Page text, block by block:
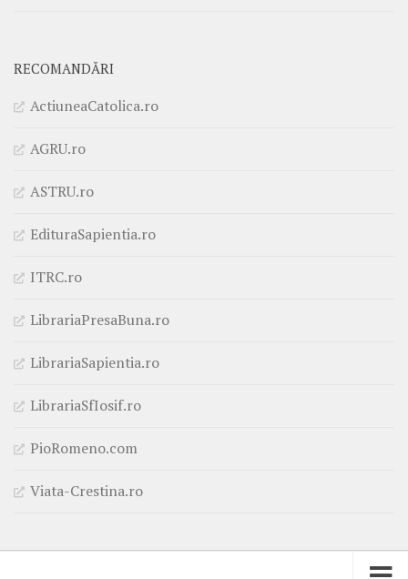
RECOMANDĂRI
ActiuneaCatolica.ro
AGRU.ro
ASTRU.ro
EdituraSapientia.ro
ITRC.ro
LibrariaPresaBuna.ro
LibrariaSapientia.ro
LibrariaSfIosif.ro
PioRomeno.com
Viata-Crestina.ro